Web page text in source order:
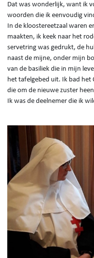
Dat was wonderlijk, want ik
woorden die ik eenvoudig
In de kloostereetzaal waren
maakten, ik keek naar het
servetring was gedrukt, de
naast de mijne, onder mijn
van de basiliek die in mijn
het tafelgebed uit. Ik bad het
die om de nieuwe zuster
Ik was de deelnemer die ik